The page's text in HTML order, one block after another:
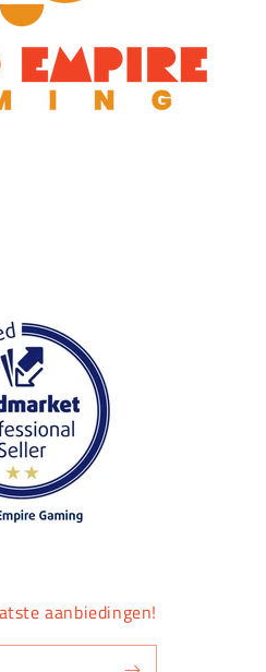
aanbiedingen!